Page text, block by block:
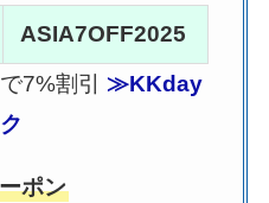
ASIA7OFF2025
7%割引 ≫KKday
ポン